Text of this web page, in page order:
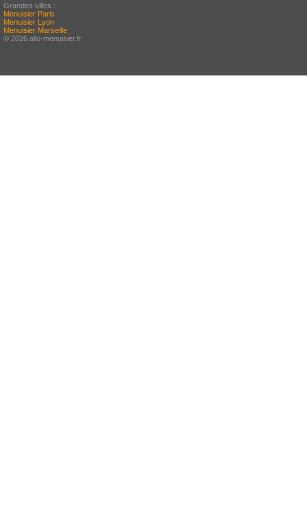
Grandes villes :
Menuisier Paris
Menuisier Lyon
Menuisier Marseille
© 2026 allo-menuisier.fr